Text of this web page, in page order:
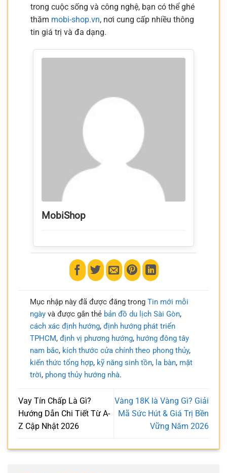
trong cuộc sống và công nghệ, bạn có thể ghé
thăm mobi-shop.vn, nơi cung cấp nhiều thông
tin giá trị và đa dạng.
MobiShop
Mục nhập này đã được đăng trong Tin mới mỗi
ngàyvà được gắn thẻ bản đồ du lịch Sài Gòn,
cách xác định hướng, định hướng phát triển
TPHCM, định vị phương hướng, hướng đông tây
nam bắc, kích thước cửa chính theo phong thủy,
kiến thức tổng hợp, kỹ năng sinh tồn, la bàn, mặt
trời, phong thủy hướng nhà.
Vay Tín Chấp Là Gì?
Hướng Dẫn Chi Tiết Từ A-
Z Cập Nhật 2026
Vàng 18K là Vàng Gì? Giải
Mã Sức Hút & Giá Trị Bền
Vững Năm 2026